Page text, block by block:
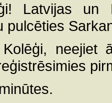
Latvijas un
pulcēties
neejiet